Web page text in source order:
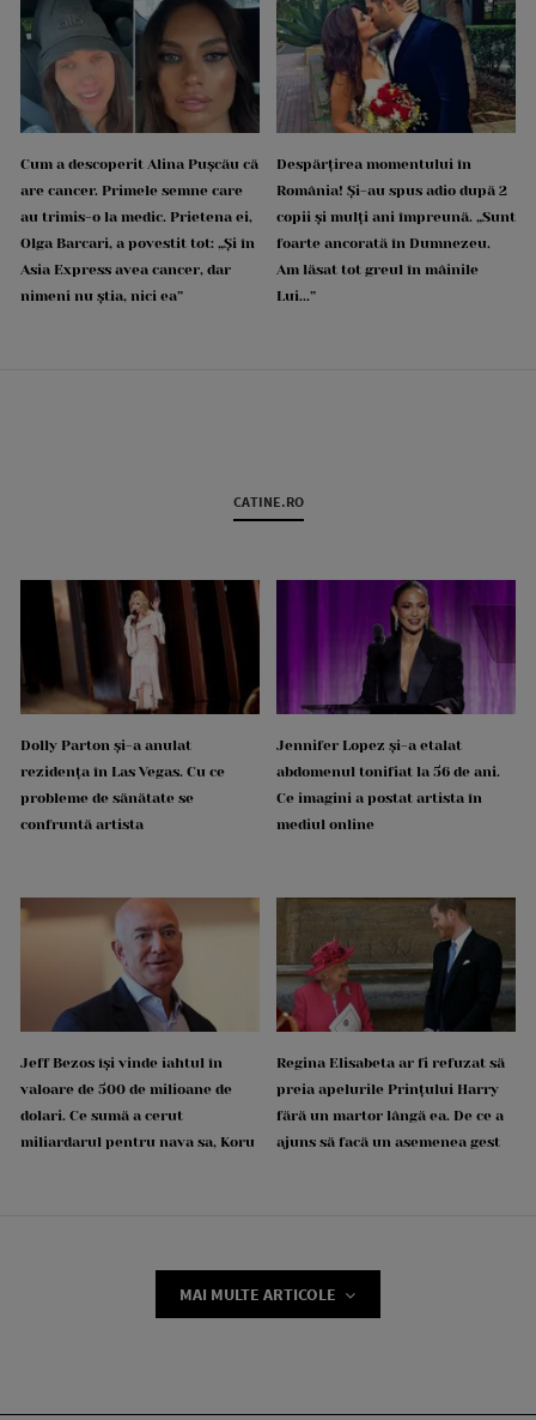
Cum a descoperit Alina Pușcău că
are cancer. Primele semne care
au trimis-o la medic. Prietena ei,
Olga Barcari, a povestit tot: „Și în
Asia Express avea cancer, dar
nimeni nu știa, nici ea”
Despărțirea momentului în
România! Și-au spus adio după 2
copii și mulți ani împreună. „Sunt
foarte ancorată în Dumnezeu.
Am lăsat tot greul în mâinile
Lui...”
CATINE.RO
Dolly Parton și-a anulat
rezidența în Las Vegas. Cu ce
probleme de sănătate se
confruntă artista
Jennifer Lopez și-a etalat
abdomenul tonifiat la 56 de ani.
Ce imagini a postat artista în
mediul online
Jeff Bezos își vinde iahtul în
valoare de 500 de milioane de
dolari. Ce sumă a cerut
miliardarul pentru nava sa, Koru
Regina Elisabeta ar fi refuzat să
preia apelurile Prințului Harry
fără un martor lângă ea. De ce a
ajuns să facă un asemenea gest
MAI MULTE ARTICOLE